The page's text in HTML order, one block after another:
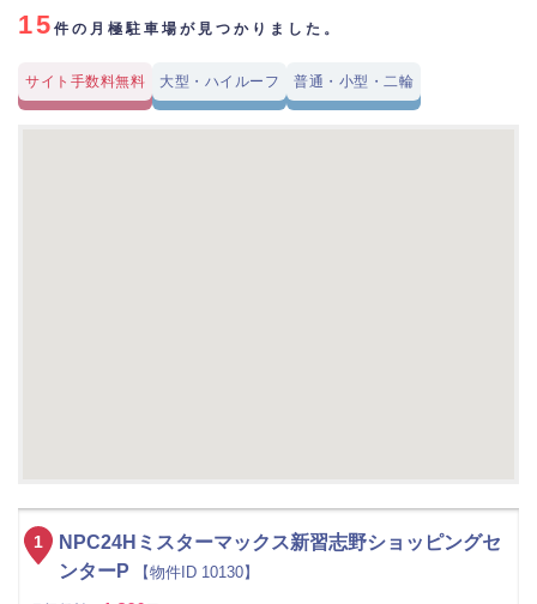
15 件の月極駐車場が見つかりました。
サイト手数料無料 大型・ハイルーフ 普通・小型・二輪
NPC24Hミスターマックス新習志野ショッピングセ
ンターP
【物件ID 10130】
1